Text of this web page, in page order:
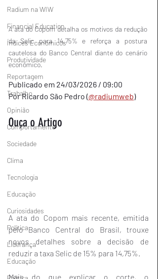
Radium na WIW
Financial Education
Índices Econômicos
Produtividade
Reportagem
Trabalho
Opinião
Comportamento
Sociedade
Clima
Tecnologia
Educação
Curiosidades
Política
Liderança
Educação
A ata do Copom detalha os motivos da redução
da Selic para 14,75% e reforça a postura
cautelosa do Banco Central diante do cenário
econômico.
Publicado em 24/03/2026 / 09:00
Por Ricardo São Pedro (@radiumweb)
Ouça o Artigo
A ata do Copom mais recente, emitida
pelo Banco Central do Brasil, trouxe
novos detalhes sobre a decisão de
reduzir a taxa Selic de 15% para 14,75%.
Mais do que explicar o corte, o